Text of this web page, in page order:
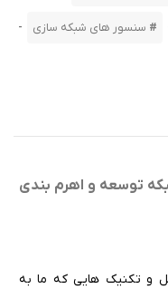
سنسور های شبکه سازی -
توسعه و اهرم بندی
و تکنیک هایی که ما به